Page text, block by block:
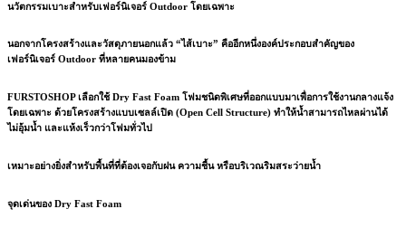
นวัตกรรมเบาะสำหรับเฟอร์นิเจอร์ Outdoor โดยเฉพาะ
นอกจากโครงสร้างและวัสดุภายนอกแล้ว “ไส้เบาะ” คืออีกหนึ่งองค์ประกอบสำคัญของ
เฟอร์นิเจอร์ Outdoor ที่หลายคนมองข้าม
FURSTOSHOP เลือกใช้Dry Fast Foam โฟมชนิดพิเศษที่ออกแบบมาเพื่อการใช้งานกลางแจ้ง
โดยเฉพาะ ด้วยโครงสร้างแบบเซลล์เปิด (Open Cell Structure) ทำให้น้ำสามารถไหลผ่านได้
ไม่อุ้มน้ำ และแห้งเร็วกว่าโฟมทั่วไป
เหมาะอย่างยิ่งสำหรับพื้นที่ที่ต้องเจอกับฝน ความชื้น หรือบริเวณริมสระว่ายน้ำ
จุดเด่นของ Dry Fast Foam